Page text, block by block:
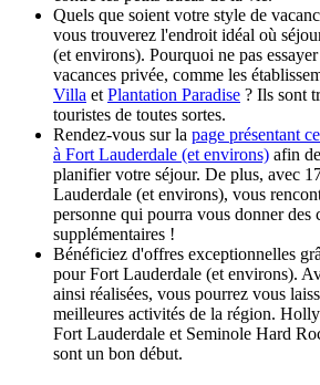
Quels que soient votre style de
vous trouverez l'endroit idéal où
(et environs). Pourquoi ne pas
vacances privée, comme les
Villa etPlantation Paradise ? Ils sont
touristes de toutes sortes.
Rendez-vous sur la page présentant
à Fort Lauderdale (et environs) afin
planifier votre séjour. De plus, avec
Lauderdale (et environs), vous
personne qui pourra vous donner des
supplémentaires !
Bénéficiez d'offres exceptionnelles
pour Fort Lauderdale (et environs).
ainsi réalisées, vous pourrez vous
meilleures activités de la région.
Fort Lauderdale et Seminole Hard
sont un bon début.